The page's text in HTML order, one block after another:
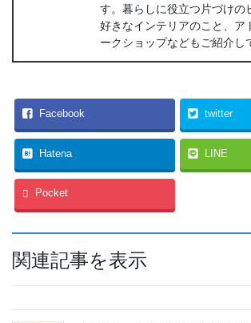
す。暮らしに役立つ片づけの
好きなインテリアのこと、ア
ークショップなどもご紹介し
Facebook twitter
Hatena LINE
Pocket
関連記事を表示